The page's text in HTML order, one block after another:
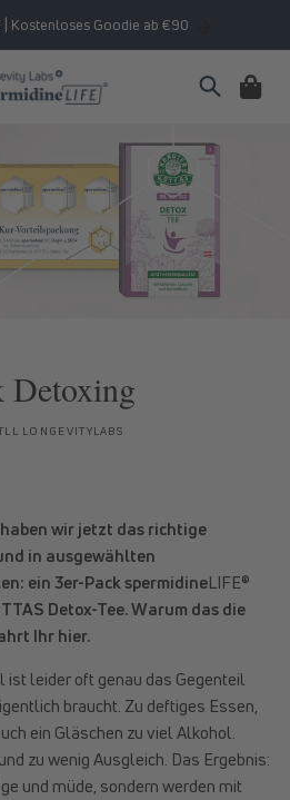
Kostenloses Goodie ab €90
Warenkorb
Detoxing
LONGEVITYLABS
wir jetzt das richtige
in ausgewählten
ein 3er-Pack spermidineLIFE®
Detox-Tee. Warum das die
Ihr hier.
ist leider oft genau das Gegenteil
braucht. Zu deftiges Essen,
ein Gläschen zu viel Alkohol.
zu wenig Ausgleich. Das Ergebnis:
und müde, sondern werden mit